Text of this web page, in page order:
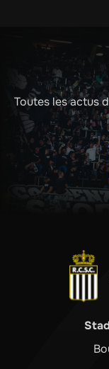
Toutes les actus